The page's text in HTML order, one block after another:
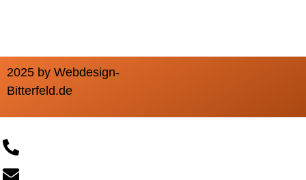
2025 by Webdesign-
Bitterfeld.de